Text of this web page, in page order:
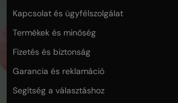
Kapcsolat és ügyfélszolgálat
Termékek és minőség
Fizetés és biztonság
Garancia és reklamáció
Segítség a választáshoz